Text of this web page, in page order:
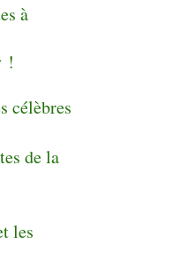
à
!
célèbres
de la
les